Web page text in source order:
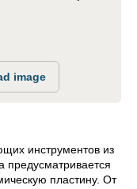
image
инструментов из
предусматривается
пластину. От